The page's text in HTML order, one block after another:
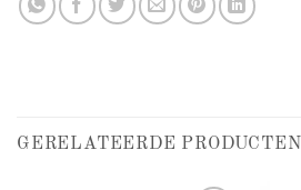
GERELATEERDE PRODUCTEN